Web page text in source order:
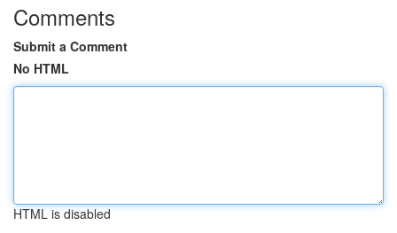
Comments
Submit a Comment
No HTML
HTML is disabled